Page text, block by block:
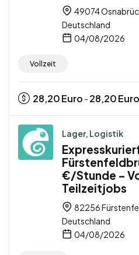
49074
Deutschland
04/08/2026
Vollzeit
28,20Euro - 28,20Euro
Lager, Logistik
€/Stunde –
Teilzeitjobs
82256
Deutschland
04/08/2026